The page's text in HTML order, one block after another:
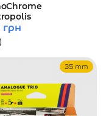
грн
35 mm